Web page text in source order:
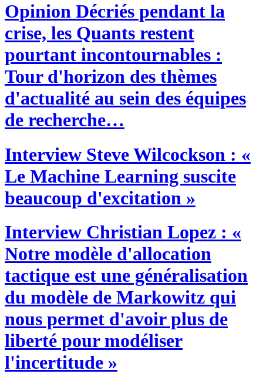
Opinion Décriés pendant la
crise, les Quants restent
pourtant incontournables :
Tour d'horizon des thèmes
d'actualité au sein des équipes
de recherche…
Interview Steve Wilcockson : «
Le Machine Learning suscite
beaucoup d'excitation »
Interview Christian Lopez : «
Notre modèle d'allocation
tactique est une généralisation
du modèle de Markowitz qui
nous permet d'avoir plus de
liberté pour modéliser
l'incertitude »